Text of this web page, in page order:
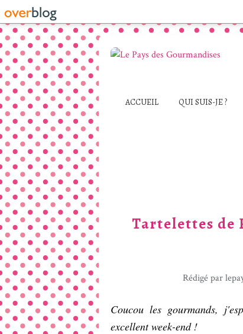
ACCUEIL QUI SUIS-JE ?
Tartelettes de
Rédigé par
Coucou les gourmands,
excellent week-end !